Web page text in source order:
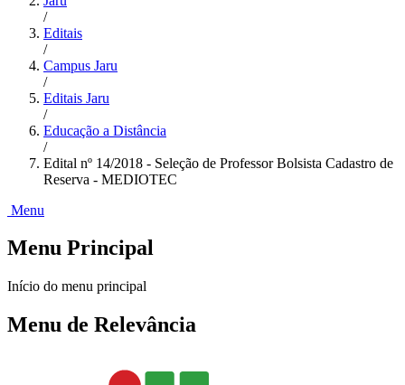
/
Editais
/
Campus Jaru
/
Editais Jaru
/
Educação a Distância
/
Edital nº 14/2018 - Seleção de Professor Bolsista Cadastro de
Reserva - MEDIOTEC
Menu
Menu Principal
Início do menu principal
Menu de Relevância